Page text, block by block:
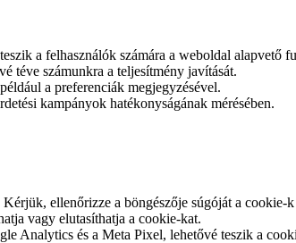
a felhasználók számára a weboldal alapvető
téve számunkra a teljesítmény javítását.
a preferenciák megjegyzésével.
kampányok hatékonyságának mérésében.
ellenőrizze a böngészője súgóját a cookie-
vagy elutasíthatja a cookie-kat.
Analytics és a Meta Pixel, lehetővé teszik a